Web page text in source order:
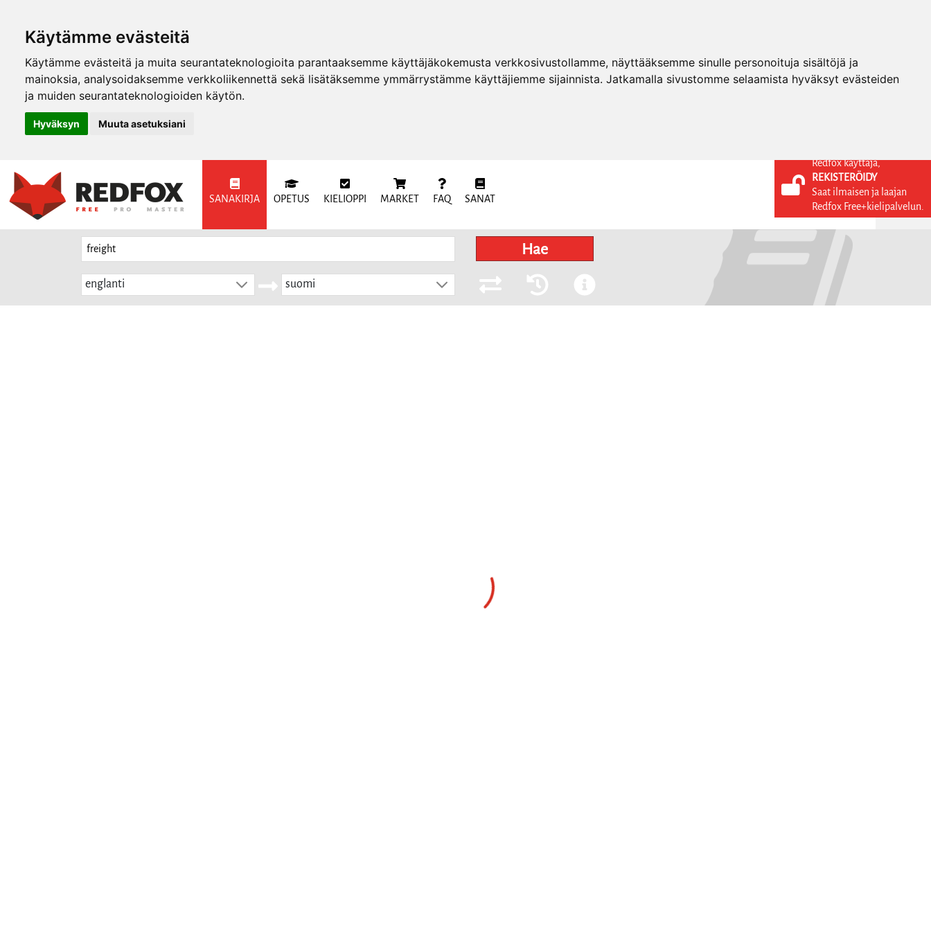
Käytämme evästeitä
Käytämme evästeitä ja muita seurantateknologioita parantaaksemme käyttäjäkokemusta verkkosivustollamme, näyttääksemme sinulle personoituja sisältöjä ja
mainoksia, analysoidaksemme verkkoliikennettä sekä lisätäksemme ymmärrystämme käyttäjiemme sijainnista. Jatkamalla sivustomme selaamista hyväksyt evästeiden
ja muiden seurantateknologioiden käytön.
Hyväksyn Muuta asetuksiani
SANAKIRJA OPETUS KIELIOPPI MARKET FAQ SANAT
KIRJAUDU SISÄÄN
REKISTERÖIDY
Hae
englanti suomi
Redfox käyttäjä,
REKISTERÖIDY
Saat ilmaisen ja laajan
Redfox Free+kielipalvelun.